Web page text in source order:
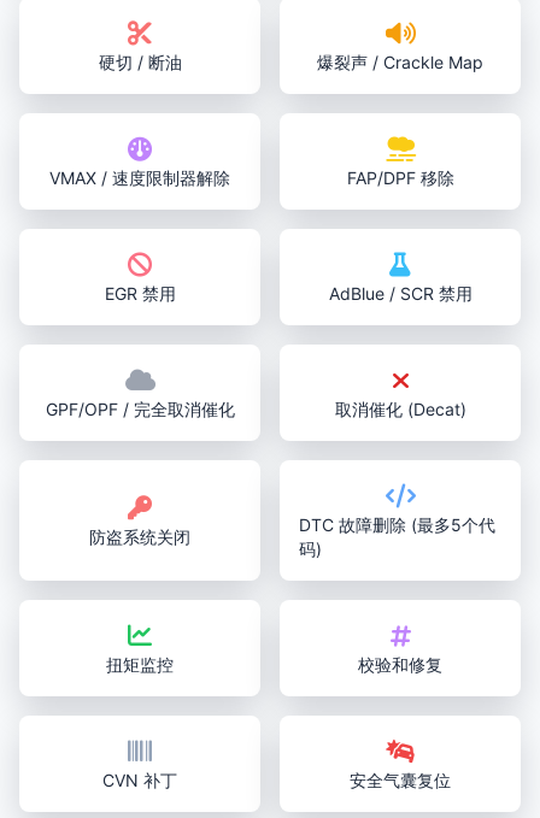
硬切 / 断油 爆裂声 / Crackle Map
VMAX / 速度限制器解除 FAP/DPF 移除
EGR 禁用 AdBlue / SCR 禁用
GPF/OPF / 完全取消催化 取消催化 (Decat)
防盗系统关闭
DTC 故障删除 (最多5个代
码)
扭矩监控 校验和修复
CVN 补丁 安全气囊复位